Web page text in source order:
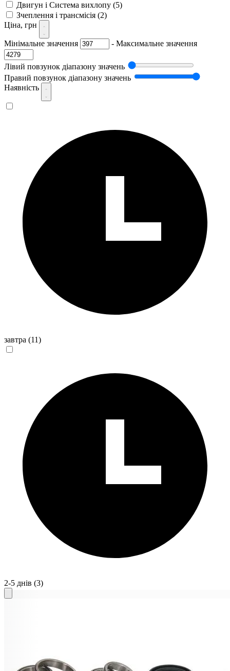
Двигун і Система вихлопу (5)
Зчеплення і трансмісія (2)
Ціна, грн
Мінімальне значення - Максимальне значення
Лівий повзунок діапазону значень
Правий повзунок діапазону значень
Наявність
завтра (11)
2-5 днів (3)